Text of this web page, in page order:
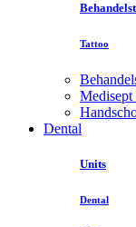
Tattoo
Dental
Units
Dental